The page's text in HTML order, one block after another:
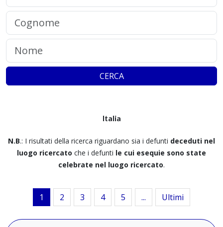
CERCA
Italia
N.B.: I risultati della ricerca riguardano sia i defunti deceduti nel
luogo ricercato che i defunti le cui esequie sono state
celebrate nel luogo ricercato.
1 2 3 4 5 ... Ultimi